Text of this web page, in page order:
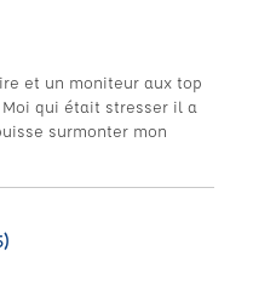
et un moniteur aux top
qui était stresser il a
surmonter mon